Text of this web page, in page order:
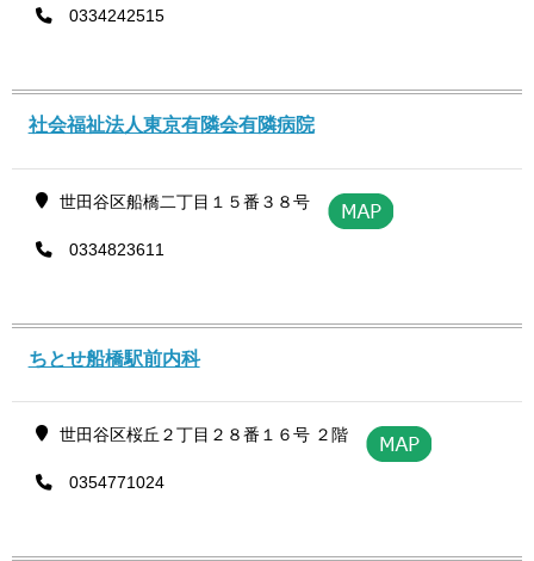
0334242515
社会福祉法人東京有隣会有隣病院
世田谷区船橋二丁目１５番３８号
0334823611
ちとせ船橋駅前内科
世田谷区桜丘２丁目２８番１６号 ２階
0354771024